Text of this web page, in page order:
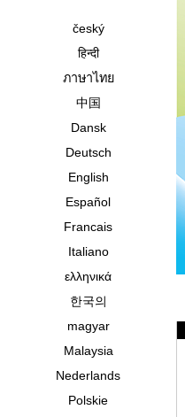
český
हिन्दी
ภาษาไทย
中国
Dansk
Deutsch
English
Español
Francais
Italiano
ελληνικά
한국의
magyar
Malaysia
Nederlands
Polskie